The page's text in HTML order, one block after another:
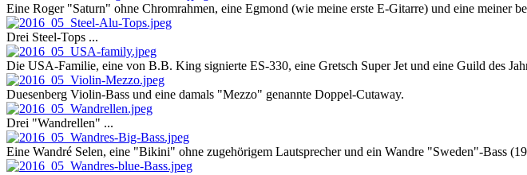
Eine Roger "Saturn" ohne Chromrahmen, eine Egmond (wie meine erste E-Gitarre) und eine meiner
Drei Steel-Tops ...
Die USA-Familie, eine von B.B. King signierte ES-330, eine Gretsch Super Jet und eine Guild des
Duesenberg Violin-Bass und eine damals "Mezzo" genannte Doppel-Cutaway.
Drei "Wandrellen" ...
Eine Wandré Selen, eine "Bikini" ohne zugehörigem Lautsprecher und ein Wandre "Sweden"-Bass